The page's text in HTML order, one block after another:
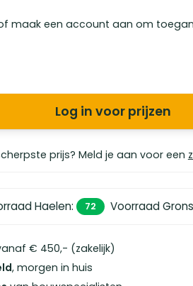
maak een account aan om
Log in voor prijzen
prijs? Meld je aan voor een
Haelen: 72 Voorraad
€ 450,- (zakelijk)
, morgen in huis